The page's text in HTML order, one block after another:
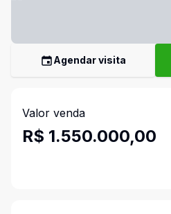
Agendar visita
Valor venda
R$ 1.550.000,00